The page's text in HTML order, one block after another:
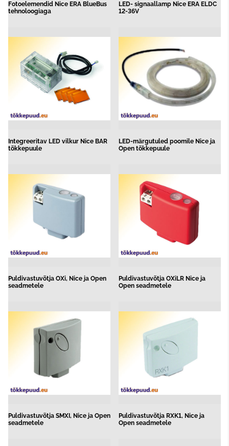
Fotoelemendid Nice ERA BlueBus
tehnoloogiaga
LED- signaallamp Nice ERA ELDC
12-36V
Integreeritav LED vilkur Nice BAR
tõkkepuule
LED-märgutuled poomile Nice ja
Open tõkkepuule
Puldivastuvõtja OXi, Nice ja Open
seadmetele
Puldivastuvõtja OXiLR Nice ja
Open seadmetele
Puldivastuvõtja SMXI, Nice ja Open
seadmetele
Puldivastuvõtja RXK1, Nice ja
Open seadmetele